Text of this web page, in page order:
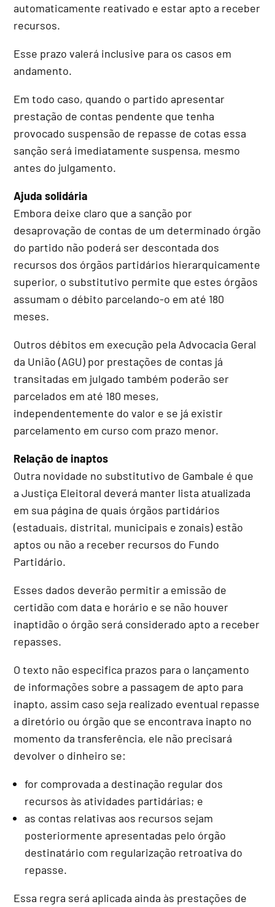
automaticamente reativado e estar apto a receber
recursos.
Esse prazo valerá inclusive para os casos em
andamento.
Em todo caso, quando o partido apresentar
prestação de contas pendente que tenha
provocado suspensão de repasse de cotas essa
sanção será imediatamente suspensa, mesmo
antes do julgamento.
Ajuda solidária
Embora deixe claro que a sanção por
desaprovação de contas de um determinado órgão
do partido não poderá ser descontada dos
recursos dos órgãos partidários hierarquicamente
superior, o substitutivo permite que estes órgãos
assumam o débito parcelando-o em até 180
meses.
Outros débitos em execução pela Advocacia Geral
da União (AGU) por prestações de contas já
transitadas em julgado também poderão ser
parcelados em até 180 meses,
independentemente do valor e se já existir
parcelamento em curso com prazo menor.
Relação de inaptos
Outra novidade no substitutivo de Gambale é que
a Justiça Eleitoral deverá manter lista atualizada
em sua página de quais órgãos partidários
(estaduais, distrital, municipais e zonais) estão
aptos ou não a receber recursos do Fundo
Partidário.
Esses dados deverão permitir a emissão de
certidão com data e horário e se não houver
inaptidão o órgão será considerado apto a receber
repasses.
O texto não especifica prazos para o lançamento
de informações sobre a passagem de apto para
inapto, assim caso seja realizado eventual repasse
a diretório ou órgão que se encontrava inapto no
momento da transferência, ele não precisará
devolver o dinheiro se:
for comprovada a destinação regular dos
recursos às atividades partidárias; e
as contas relativas aos recursos sejam
posteriormente apresentadas pelo órgão
destinatário com regularização retroativa do
repasse.
Essa regra será aplicada ainda às prestações de